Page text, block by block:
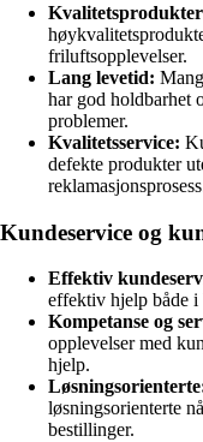
friluftsopplevelser.
Lang levetid:
har god holdbarhet
problemer.
Kvalitetsservice:
defekte produkter
Kundeservice og
Effektiv
effektiv hjelp både
Kompetanse og
opplevelser med
hjelp.
løsningsorienterte
bestillinger.